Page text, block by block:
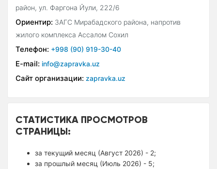
район, ул. Фаргона Йули, 222/6
Ориентир: ЗАГС Мирабадского района, напротив
жилого комплекса Ассалом Сохил
Телефон: +998 (90) 919-30-40
E-mail: info@zapravka.uz
Сайт организации: zapravka.uz
СТАТИСТИКА ПРОСМОТРОВ
СТРАНИЦЫ:
за текущий месяц (Август 2026) - 2;
за прошлый месяц (Июль 2026) - 5;